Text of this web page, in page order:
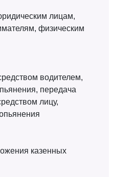
лицам,
физическим
водителем,
передача
лицу,
казенных